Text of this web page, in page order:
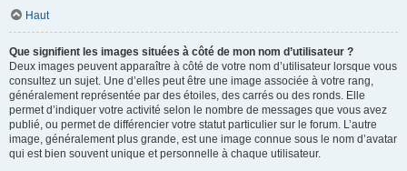
Haut
Que signifient les images situées à côté de mon nom d’utilisateur ?
Deux images peuvent apparaître à côté de votre nom d’utilisateur lorsque vous
consultez un sujet. Une d’elles peut être une image associée à votre rang,
généralement représentée par des étoiles, des carrés ou des ronds. Elle
permet d’indiquer votre activité selon le nombre de messages que vous avez
publié, ou permet de différencier votre statut particulier sur le forum. L’autre
image, généralement plus grande, est une image connue sous le nom d’avatar
qui est bien souvent unique et personnelle à chaque utilisateur.